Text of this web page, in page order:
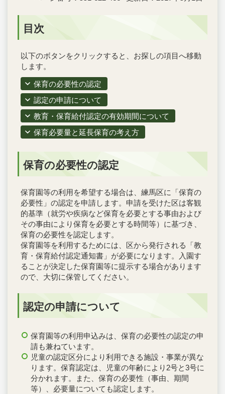
目次
以下のボタンをクリックすると、お探しの項目へ移動
します。
保育の必要性の認定
認定の申請について
教育・保育給付認定の有効期間について
保育必要量と延長保育の考え方
保育の必要性の認定
保育園等の利用を希望する場合は、練馬区に「保育の
必要性」の認定を申請します。申請を受けた区は客観
的基準（就労や疾病など保育を必要とする事由および
その事由により保育を必要とする時間等）に基づき、
保育の必要性を認定します。
保育園等を利用するためには、区から発行される「教
育・保育給付認定通知書」が必要になります。入園す
ることが決定した保育園等に提示する場合があります
ので、大切に保管してください。
認定の申請について
保育園等の利用申込みは、保育の必要性の認定の申
請も兼ねています。
児童の認定区分により利用できる施設・事業が異な
ります。保育認定は、児童の年齢により2号と3号に
分かれます。また、保育の必要性（事由、期間
等）、必要量についても認定します。